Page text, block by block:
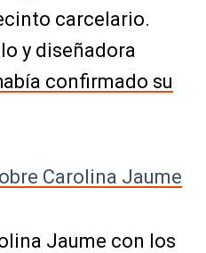
carcelario.
y diseñadora
confirmado su
Carolina Jaume
Jaume con los